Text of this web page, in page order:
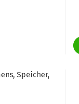
Speicher,